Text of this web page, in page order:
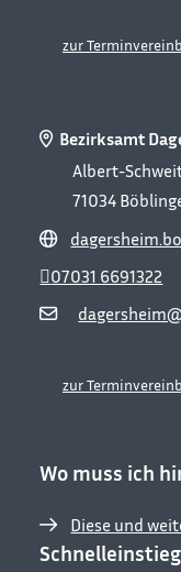
zur
Bezirksamt
Albert-
71034
07031 6691322
zur
Wo muss ich
Diese und